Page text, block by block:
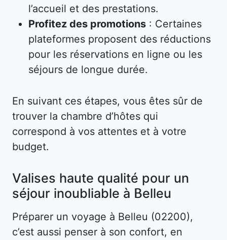
l’accueil et des prestations.
Profitez des promotions : Certaines
plateformes proposent des réductions
pour les réservations en ligne ou les
séjours de longue durée.
En suivant ces étapes, vous êtes sûr de
trouver la chambre d’hôtes qui
correspond à vos attentes et à votre
budget.
Valises haute qualité pour un
séjour inoubliable à Belleu
Préparer un voyage à Belleu (02200),
c’est aussi penser à son confort, en